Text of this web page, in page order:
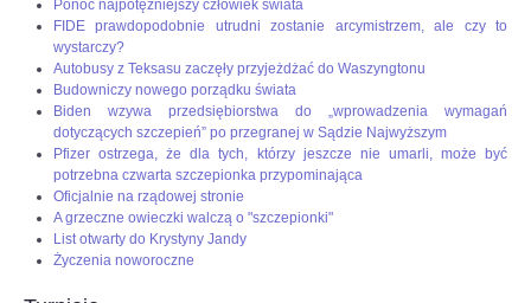
Ponoć najpotężniejszy człowiek świata
FIDE prawdopodobnie utrudni zostanie arcymistrzem, ale czy to
wystarczy?
Autobusy z Teksasu zaczęły przyjeżdżać do Waszyngtonu
Budowniczy nowego porządku świata
Biden wzywa przedsiębiorstwa do „wprowadzenia wymagań
dotyczących szczepień” po przegranej w Sądzie Najwyższym
Pfizer ostrzega, że dla tych, którzy jeszcze nie umarli, może być
potrzebna czwarta szczepionka przypominająca
Oficjalnie na rządowej stronie
A grzeczne owieczki walczą o "szczepionki"
List otwarty do Krystyny Jandy
Życzenia noworoczne